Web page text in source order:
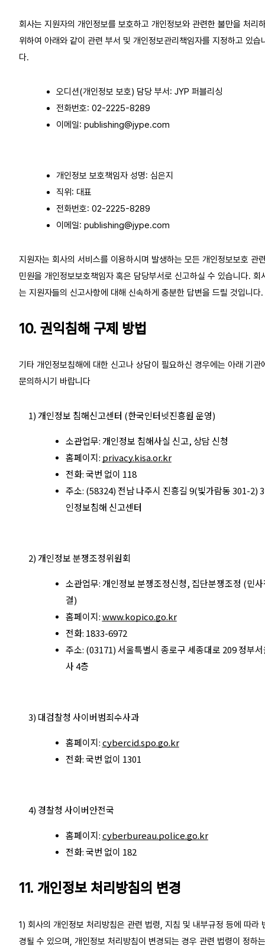
회사는 지원자의 개인정보를 보호하고 개인정보와 관련한 불만을 처리
위하여 아래와 같이 관련 부서 및 개인정보관리책임자를 지정하고 있습
다.
오디션(개인정보 보호) 담당 부서: JYP 퍼블리싱
전화번호: 02-2225-8289
이메일: publishing@jype.com
개인정보 보호책임자 성명: 심은지
직위: 대표
전화번호: 02-2225-8289
이메일: publishing@jype.com
지원자는 회사의 서비스를 이용하시며 발생하는 모든 개인정보보호 관
민원을 개인정보보호책임자 혹은 담당부서로 신고하실 수 있습니다. 회
는 지원자들의 신고사항에 대해 신속하게 충분한 답변을 드릴 것입니다.
10. 권익침해 구제 방법
기타 개인정보침해에 대한 신고나 상담이 필요하신 경우에는 아래 기관
문의하시기 바랍니다
1) 개인정보 침해신고센터 (한국인터넷진흥원 운영)
소관업무: 개인정보 침해사실 신고, 상담 신청
홈페이지: privacy.kisa.or.kr
전화: 국번 없이 118
주소: (58324) 전남 나주시 진흥길 9(빛가람동 301-2)
인정보침해 신고센터
2) 개인정보 분쟁조정위원회
소관업무: 개인정보 분쟁조정신청, 집단분쟁조정 (민사
결)
홈페이지: www.kopico.go.kr
전화: 1833-6972
주소: (03171) 서울특별시 종로구 세종대로 209 정부
사 4층
3) 대검찰청 사이버범죄수사과
홈페이지: cybercid.spo.go.kr
전화: 국번 없이 1301
4) 경찰청 사이버안전국
홈페이지: cyberbureau.police.go.kr
전화: 국번 없이 182
11. 개인정보 처리방침의 변경
1) 회사의 개인정보 처리방침은 관련 법령, 지침 및 내부규정 등에 따라
경될 수 있으며, 개인정보 처리방침이 변경되는 경우 관련 법령이 정하는